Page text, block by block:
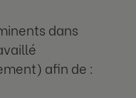
dans
afin de :